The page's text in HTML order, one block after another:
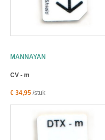
MANNAYAN
CV - m
€ 34,95 /stuk